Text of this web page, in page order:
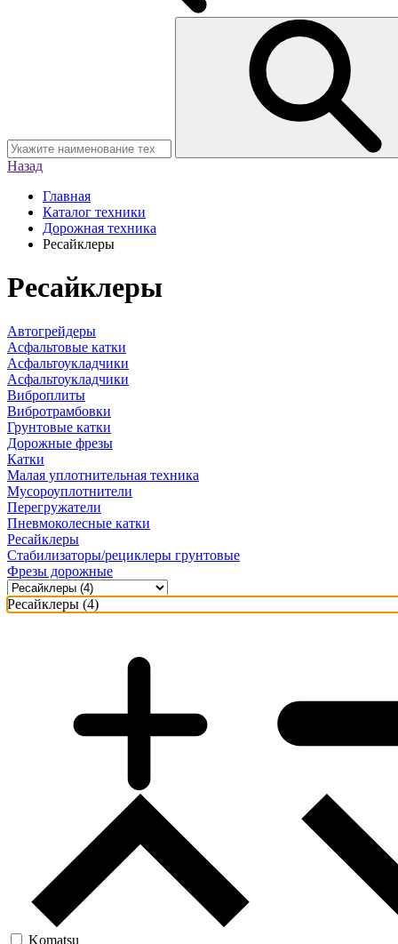
Назад
Главная
Каталог техники
Дорожная техника
Ресайклеры
Ресайклеры
Автогрейдеры
Асфальтовые катки
Асфальтоукладчики
Асфальтоукладчики
Виброплиты
Вибротрамбовки
Грунтовые катки
Дорожные фрезы
Катки
Малая уплотнительная техника
Мусороуплотнители
Перегружатели
Пневмоколесные катки
Ресайклеры
Стабилизаторы/рециклеры грунтовые
Фрезы дорожные
Ресайклеры (4)
Komatsu